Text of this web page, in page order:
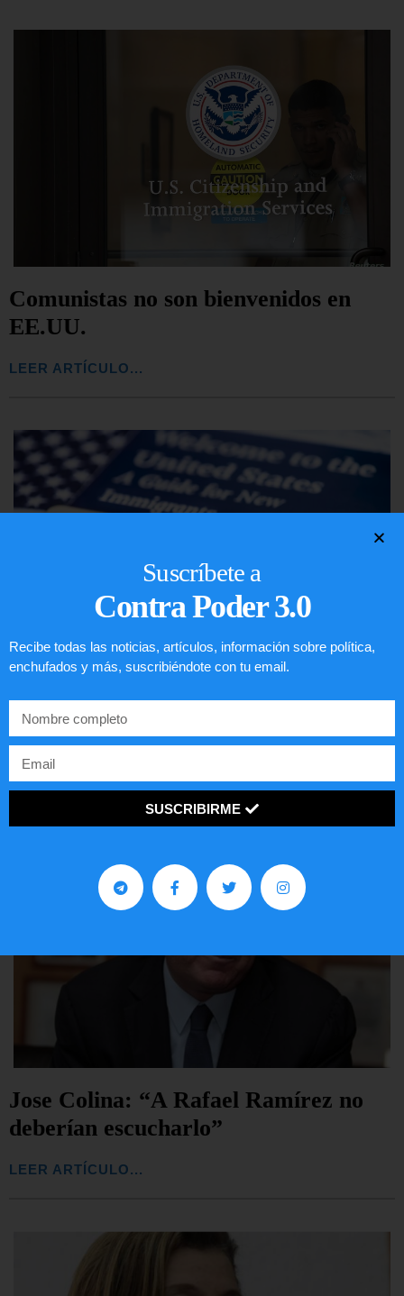
Comunistas no son bienvenidos en
EE.UU.
LEER ARTÍCULO...
Preguntas frecuentes sobre la visa
EE.UU. 2020
LEER ARTÍCULO...
Jose Colina: “A Rafael Ramírez no
deberían escucharlo”
LEER ARTÍCULO...
Suscríbete a
Contra Poder 3.0
Recibe todas las noticias, artículos, información sobre política,
enchufados y más, suscribiéndote con tu email.
SUSCRIBIRME